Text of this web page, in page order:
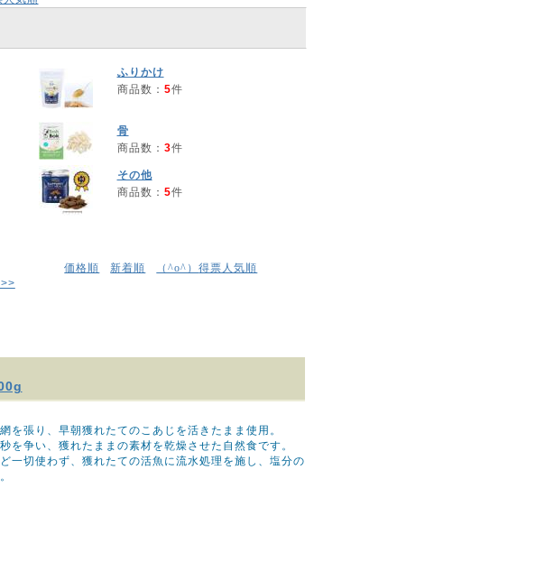
ふりかけ
商品数： 5件
骨
商品数： 3件
その他
商品数： 5件
価格順 新着順 （^o^）得票人気順
を張り、早朝獲れたてのこあじを活きたまま使用。
を争い、獲れたままの素材を乾燥させた自然食です。
一切使わず、獲れたての活魚に流水処理を施し、塩分の